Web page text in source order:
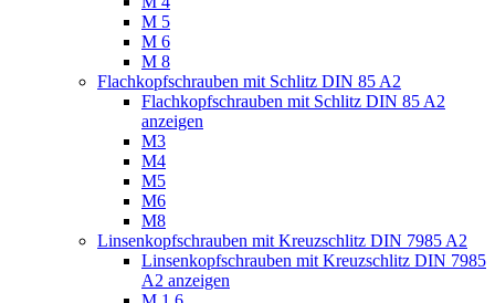
M 5
M 6
M 8
Flachkopfschrauben mit Schlitz DIN 85 A2
Flachkopfschrauben mit Schlitz DIN 85 A2
anzeigen
M3
M4
M5
M6
M8
Linsenkopfschrauben mit Kreuzschlitz DIN 7985 A2
Linsenkopfschrauben mit Kreuzschlitz DIN 7985
A2 anzeigen